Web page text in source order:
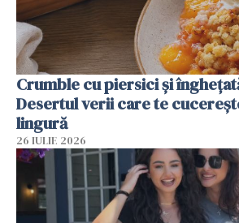
Crumble cu piersici și
Desertul verii care te
lingură
26 IULIE 2026